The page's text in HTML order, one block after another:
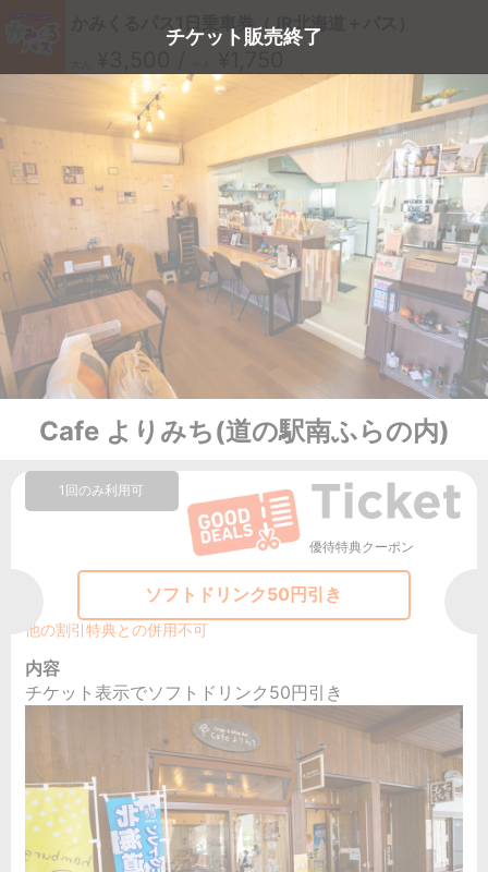
チケット販売終了
かみくるパス1日乗車券（JR北海道＋バス）
Cafe よりみち(道の駅南ふらの内)
1回のみ利用可
優待特典クーポン
ソフトドリンク50円引き
他の割引特典との併用不可
内容
チケット表示でソフトドリンク50円引き